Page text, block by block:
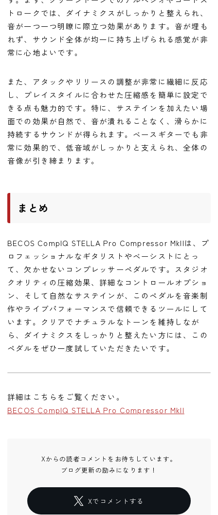
トロークでは、ダイナミクスがしっかりと整えられ、
音が一つ一つ明瞭に際立つ効果があります。音が埋も
れず、サウンド全体が均一に持ち上げられる感覚が非
常に心地よいです。
また、アタックやリリースの調整が非常に繊細に反応
し、プレイスタイルに合わせた圧縮感を簡単に設定で
きる点も魅力的です。特に、サステインを加えたい場
面での効果が自然で、音が潰れることなく、滑らかに
持続するサウンドが得られます。ベースギターでも非
常に効果的で、低音域がしっかりと支えられ、全体の
音像が引き締まります。
まとめ
BECOS CompIQ STELLA Pro Compressor MkIIは、プ
ロフェッショナルなギタリストやベーシストにとっ
て、欠かせないコンプレッサーペダルです。スタジオ
クオリティの圧縮効果、詳細なコントロールオプショ
ン、そして自然なサステインが、このペダルを音楽制
作やライブパフォーマンスで信頼できるツールにして
います。クリアでナチュラルなトーンを維持しなが
ら、ダイナミクスをしっかりと整えたい方には、この
ペダルをぜひ一度試していただきたいです。
詳細はこちらをご覧ください。
BECOS CompIQ STELLA Pro Compressor MkII
Xからの読者コメントをお待ちしています。
ブログ更新の励みになります！
Xでコメントする